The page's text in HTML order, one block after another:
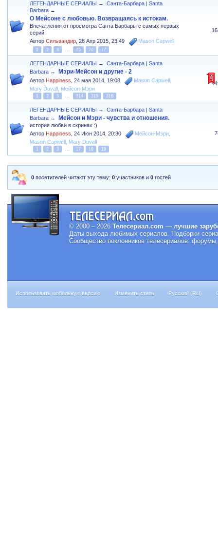
ЛЕГЕНДАРНЫЕ СЕРИАЛЫ →
Санта-Барбара | Santa
Barbara →
О Мейсоне с любовью. Возвращаясь к истокам.
Впечатления от просмотра Санта Барбары с самых первых
серий
АвторСильвандир,28 Апр 2015, 23:49 Mason Capwell
1 2 3 75 76 77
ЛЕГЕНДАРНЫЕ СЕРИАЛЫ →
Санта-Барбара | Santa
Barbara → Мэри-Мейсон и другие - 2
Автор Happiness,24 мая 2014, 19:08 Mason Capwell ,
Mary Duvall Мейсон-Мэри
1 2 3 314 315 316
ЛЕГЕНДАРНЫЕ СЕРИАЛЫ →
Санта-Барбара | Santa
Barbara → Мейсон и Мэри - чувства и отношения.
история любви в скринах :)
Автор Happiness,24 Июн 2014, 20:30 Мейсон-Мэри,
Mason Capwell Mary Duvall
1 2 3 17 18 19
0 посетителей читают эту тему:0 участников и0 гостей
© 2000 – 2026 Телесериал.com — лучшие
Даты выхода любимых сериалов. Подборки
Сообщество поклонников телесериалов:
Использовать мобильную версию Изменить стиль Русский (RU)